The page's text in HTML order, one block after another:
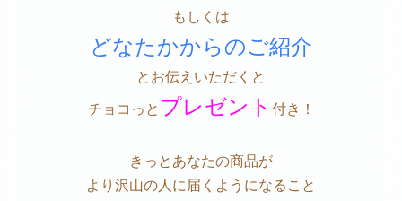
もしくは
どなたかからのご紹介
とお伝えいただくと
チョコっと プレゼント 付き！
きっとあなたの商品が
より沢山の人に届くようになること